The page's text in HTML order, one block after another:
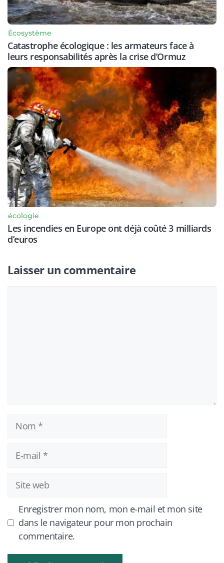
Écosystème
Catastrophe écologique : les armateurs face à
leurs responsabilités après la crise d’Ormuz
écologie
Les incendies en Europe ont déjà coûté 3 milliards
d’euros
Laisser un commentaire
Nom
mail
Site
web
Enregistrer mon nom, mon e-mail et mon site
dans le navigateur pour mon prochain
commentaire.